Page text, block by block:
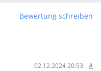
Bewertung schreiben
02.12.2024 20:53 #